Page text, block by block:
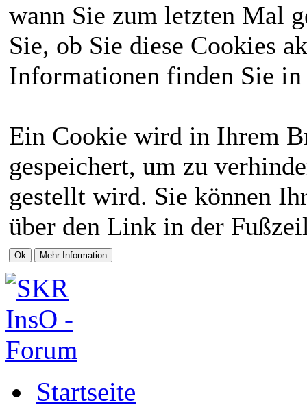
wann Sie zum letzten Mal
Sie, ob Sie diese Cookies
Informationen finden Sie
Ein Cookie wird in Ihrem
gespeichert, um zu
gestellt wird. Sie können
über den Link in der
Startseite